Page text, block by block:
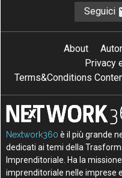
Seguici
About
Privacy
Terms&Conditions
Nextwork360 è il più grande
dedicati ai temi della
Imprenditoriale. Ha la
imprenditoriale nelle imprese